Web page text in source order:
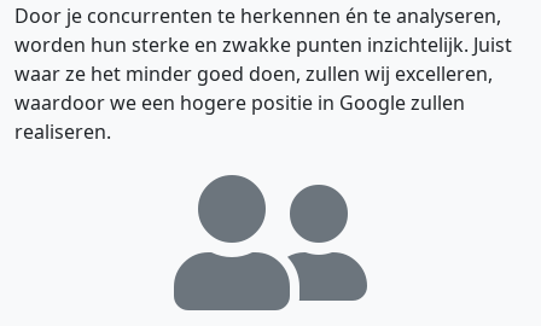
Door je concurrenten te herkennen én te analyseren,
worden hun sterke en zwakke punten inzichtelijk. Juist
waar ze het minder goed doen, zullen wij excelleren,
waardoor we een hogere positie in Google zullen
realiseren.